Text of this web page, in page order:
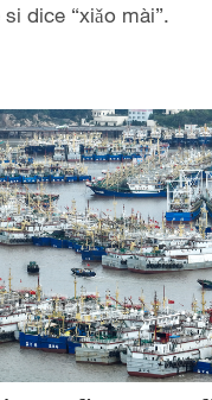
dice “xiǎo mài”.